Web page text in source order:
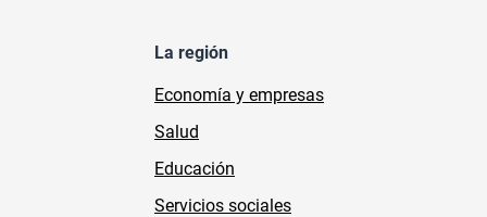
La región
Economía y empresas
Salud
Educación
Servicios sociales